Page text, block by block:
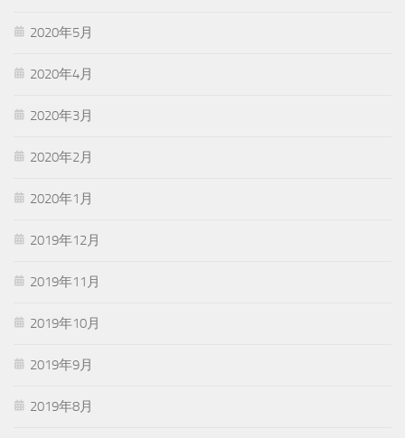
2020年5月
2020年4月
2020年3月
2020年2月
2020年1月
2019年12月
2019年11月
2019年10月
2019年9月
2019年8月